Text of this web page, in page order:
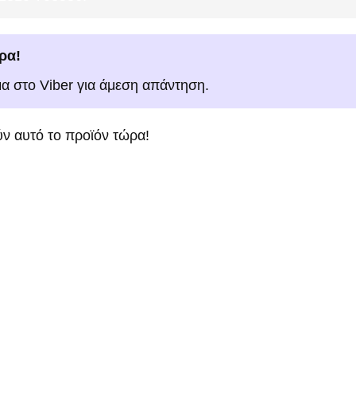
στο Viber για άμεση απάντηση.
αυτό το προϊόν τώρα!